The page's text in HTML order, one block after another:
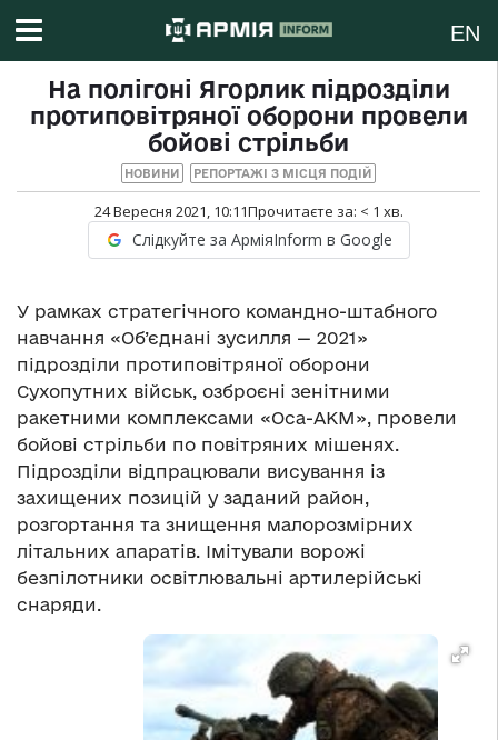
EN
На полігоні Ягорлик підрозділи
протиповітряної оборони провели
бойові стрільби
НОВИНИ РЕПОРТАЖІ З МІСЦЯ ПОДІЙ
24 Вересня 2021, 10:11Прочитаєте за: < 1 хв.
Слідкуйте за АрміяInform в Google
У рамках стратегічного командно-штабного
навчання «Об’єднані зусилля — 2021»
підрозділи протиповітряної оборони
Сухопутних військ, озброєні зенітними
ракетними комплексами «Оса-АКМ», провели
бойові стрільби по повітряних мішенях.
Підрозділи відпрацювали висування із
захищених позицій у заданий район,
розгортання та знищення малорозмірних
літальних апаратів. Імітували ворожі
безпілотники освітлювальні артилерійські
снаряди.